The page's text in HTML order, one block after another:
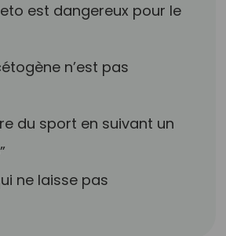
est dangereux pour le
n’est pas
du sport en suivant un
ne laisse pas